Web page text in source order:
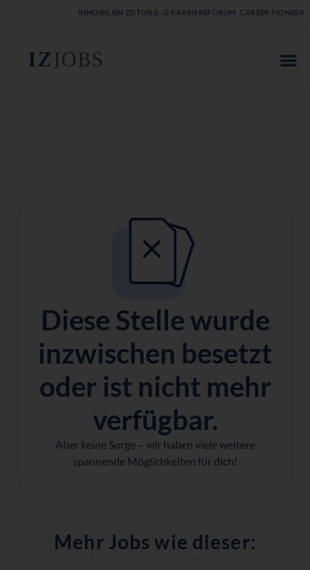
IMMOBILIEN ZEITUNG IZ KARRIEREFORUM CAREER PIONEER
Diese Stelle wurde
inzwischen besetzt
oder ist nicht mehr
verfügbar.
Aber keine Sorge – wir haben viele weitere
spannende Möglichkeiten für dich!
Mehr Jobs wie dieser: